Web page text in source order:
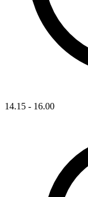
14.15 - 16.00